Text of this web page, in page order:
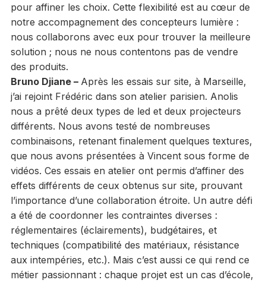
pour affiner les choix. Cette flexibilité est au cœur de
notre accompagnement des concepteurs lumière :
nous collaborons avec eux pour trouver la meilleure
solution ; nous ne nous contentons pas de vendre
des produits.
Bruno Djiane – Après les essais sur site, à Marseille,
j’ai rejoint Frédéric dans son atelier parisien. Anolis
nous a prêté deux types de led et deux projecteurs
différents. Nous avons testé de nombreuses
combinaisons, retenant finalement quelques textures,
que nous avons présentées à Vincent sous forme de
vidéos. Ces essais en atelier ont permis d’affiner des
effets différents de ceux obtenus sur site, prouvant
l’importance d’une collaboration étroite. Un autre défi
a été de coordonner les contraintes diverses :
réglementaires (éclairements), budgétaires, et
techniques (compatibilité des matériaux, résistance
aux intempéries, etc.). Mais c’est aussi ce qui rend ce
métier passionnant : chaque projet est un cas d’école,